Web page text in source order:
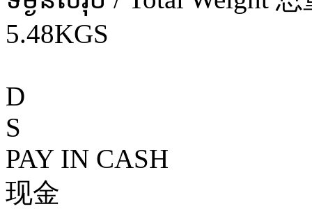
5.48KGS
D
S
PAY IN CASH
现金